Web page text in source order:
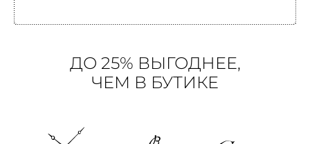
ДО 25% ВЫГОДНЕЕ,
ЧЕМ В БУТИКЕ